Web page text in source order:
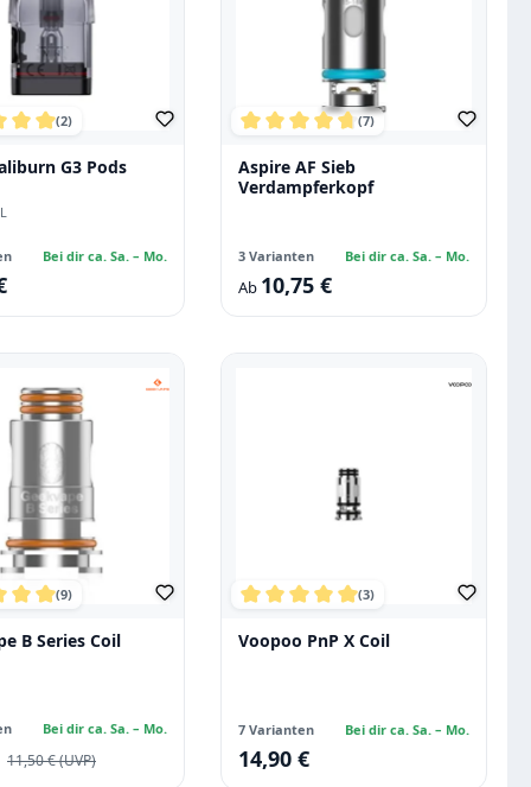
(2)
G3 Pods
Bei dir ca. Sa. – Mo.
(7)
Aspire AF Sieb
Verdampferkopf
3 Varianten Bei dir ca. Sa. – Mo.
Regulärer Preis:
Ab 10,75 €
(9)
B Series Coil
Bei dir ca. Sa. – Mo.
Regulärer Preis:
11,50 €
(3)
Voopoo PnP X Coil
7 Varianten Bei dir ca. Sa. – Mo.
Regulärer Preis:
14,90 €